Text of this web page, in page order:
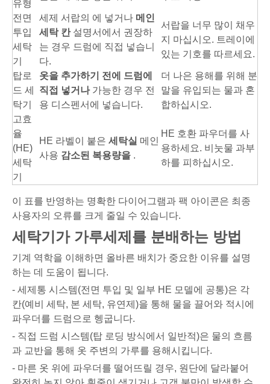
유형
전면
투입
세탁
기
세제 서랍의 에 넣거나 메인
세탁 칸 설명서에서 권장하
는 경우 드럼에 직접 넣습니
다.
서랍을 너무 많이 채우
지 마십시오. 트레이에
있는 기호를 따르세요.
탑로
드 세
탁기
옷을 추가하기 전에 드럼에
직접 넣거나 가능한 경우 전
용 디스펜서에 넣습니다.
더 나은 용해를 위해 분
말을 유입되는 물과 혼
합하십시오.
고효
율
(HE)
세탁
기
HE 라벨이 붙은 세탁실 메인
사용 감소된 복용량을 .
HE 호환 파우더를 사
용하세요. 비눗물 과부
하를 피하십시오.
이 표를 반영하는 명확한 다이어그램과 팩 아이콘은 최종
사용자의 오류를 크게 줄일 수 있습니다.
세탁기가 가루세제를 분배하는 방법
기계 역학을 이해하면 올바른 배치가 중요한 이유를 설명
하는 데 도움이 됩니다.
- 세제통 시스템(전면 투입 및 일부 HE 모델에 공통)은 각
칸(예비 세탁, 본 세탁, 유연제)을 통해 물을 끌어와 적시에
파우더를 드럼으로 헹굽니다.
- 직접 드럼 시스템(탑 로딩 방식에서 일반적)은 물의 흐름
과 교반을 통해 옷 주변의 가루를 용해시킵니다.
- 마른 옷 위에 파우더를 떨어뜨릴 경우, 원단에 달라붙어